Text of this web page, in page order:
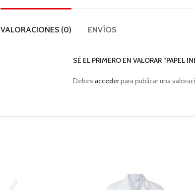
VALORACIONES (0) ENVÍOS
SÉ EL PRIMERO EN VALORAR “PAPEL
Debes accederpara publicar una